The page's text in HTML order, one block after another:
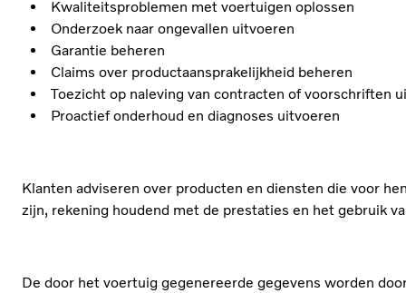
Kwaliteitsproblemen met voertuigen oplossen
Onderzoek naar ongevallen uitvoeren
Garantie beheren
Claims over productaansprakelijkheid beheren
Toezicht op naleving van contracten of voorschriften
Proactief onderhoud en diagnoses uitvoeren
Klanten adviseren over producten en diensten die voor
zijn, rekening houdend met de prestaties en het gebruik
De door het voertuig gegenereerde gegevens worden